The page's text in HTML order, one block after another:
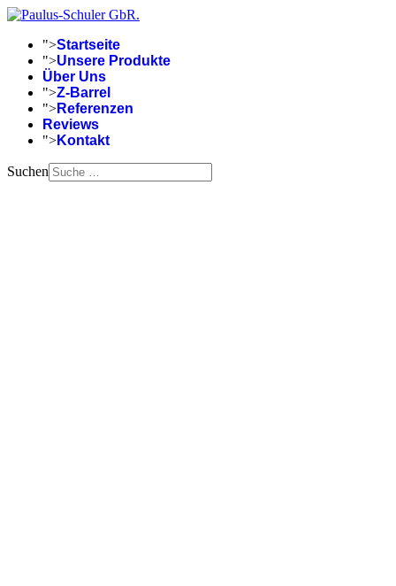
">Startseite
">Unsere Produkte
Über Uns
">Z-Barrel
">Referenzen
Reviews
">Kontakt
Suchen